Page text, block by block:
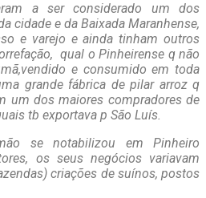
a ser considerado um dos
cidade e da Baixada Maranhense,
e varejo e ainda tinham outros
qual o Pinheirense q não
e consumido em toda
grande fábrica de pilar arroz q
um dos maiores compradores de
tb exportava p São Luís.
se notabilizou em Pinheiro
os seus negócios variavam
criações de suínos, postos